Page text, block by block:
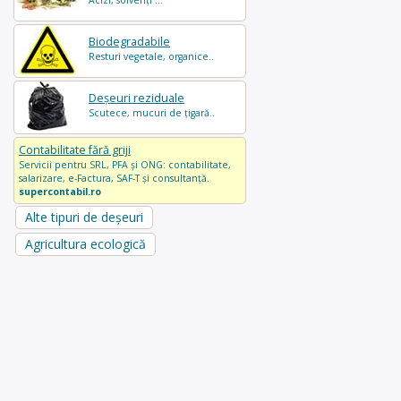
Biodegradabile
Resturi vegetale, organice..
Deșeuri reziduale
Scutece, mucuri de țigară..
Contabilitate fără griji
Servicii pentru SRL, PFA și ONG: contabilitate,
salarizare, e-Factura, SAF-T și consultanță.
supercontabil.ro
Alte tipuri de deșeuri
Agricultura ecologică